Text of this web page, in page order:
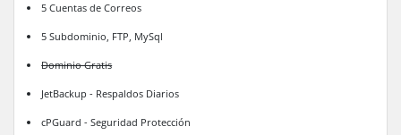
5 Cuentas de Correos
5 Subdominio, FTP, MySql
Dominio Gratis
JetBackup - Respaldos Diarios
cPGuard - Seguridad Protección